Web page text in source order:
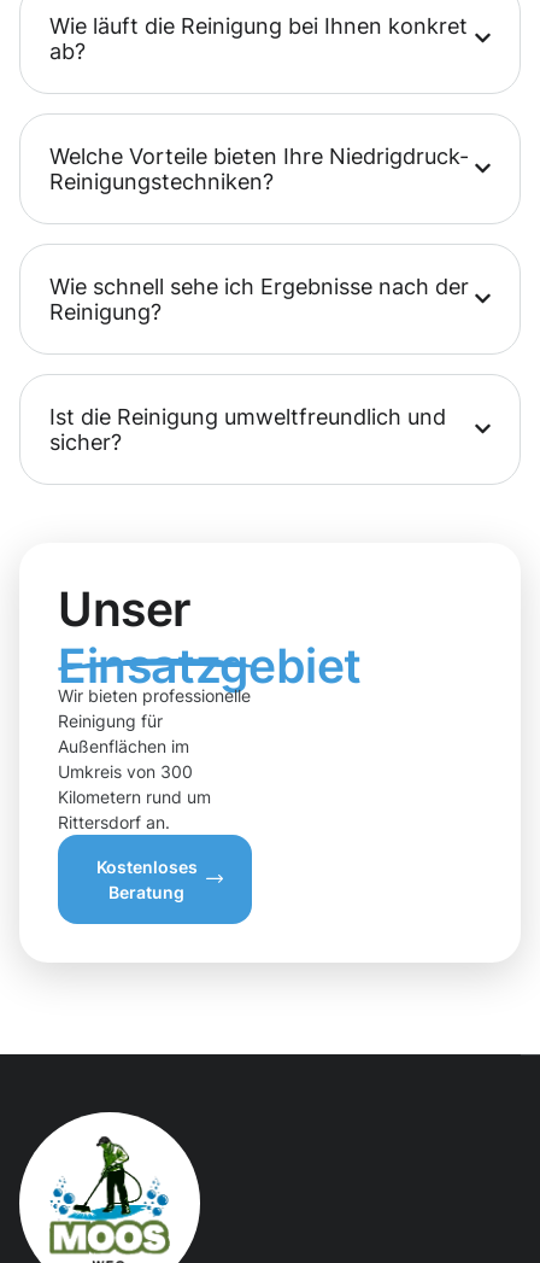
Wie läuft die Reinigung bei Ihnen konkret
ab?
Welche Vorteile bieten Ihre Niedrigdruck-
Reinigungstechniken?
Wie schnell sehe ich Ergebnisse nach der
Reinigung?
Ist die Reinigung umweltfreundlich und
sicher?
Unser
Einsatzgebiet
Wir bieten professionelle
Reinigung für
Außenflächen im
Umkreis von 300
Kilometern rund um
Rittersdorf an.
Kostenloses
Beratung